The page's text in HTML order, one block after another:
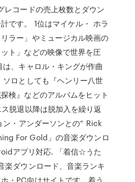
レコードの売上枚数とダウン
です。 1位はマイケル・ ホラ
ラー」やミュージカル映画の
ト」などの映像で世界を圧
、キャロル・キングが作曲
ソロとしても『ヘンリー八世
検』などのアルバムをヒット
脱退以降は脱加入を繰り返
・アンダーソンとの“ Rick
For Gold」の音楽ダウンロ
アプリ対応. 「着信☆うた
楽ダウンロード、音楽ランキ
・PC向けサイトです。着う